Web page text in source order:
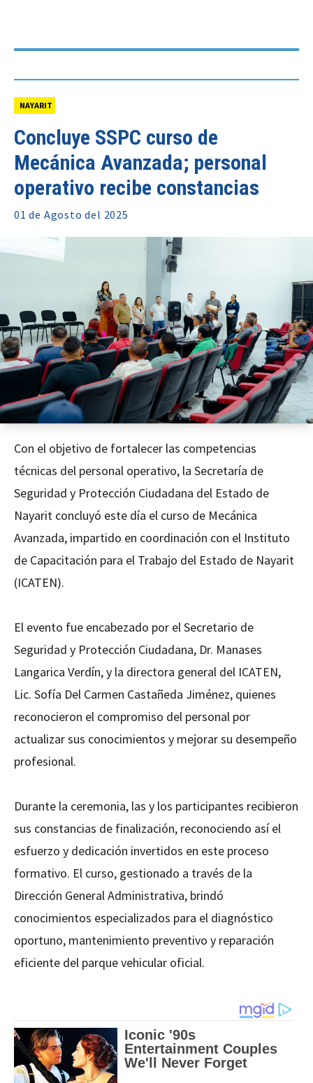
NAYARIT
Concluye SSPC curso de
Mecánica Avanzada; personal
operativo recibe constancias
01 de Agosto del 2025
Con el objetivo de fortalecer las competencias
técnicas del personal operativo, la Secretaría de
Seguridad y Protección Ciudadana del Estado de
Nayarit concluyó este día el curso de Mecánica
Avanzada, impartido en coordinación con el Instituto
de Capacitación para el Trabajo del Estado de Nayarit
(ICATEN).
El evento fue encabezado por el Secretario de
Seguridad y Protección Ciudadana, Dr. Manases
Langarica Verdín, y la directora general del ICATEN,
Lic. Sofía Del Carmen Castañeda Jiménez, quienes
reconocieron el compromiso del personal por
actualizar sus conocimientos y mejorar su desempeño
profesional.
Durante la ceremonia, las y los participantes recibieron
sus constancias de finalización, reconociendo así el
esfuerzo y dedicación invertidos en este proceso
formativo. El curso, gestionado a través de la
Dirección General Administrativa, brindó
conocimientos especializados para el diagnóstico
oportuno, mantenimiento preventivo y reparación
eficiente del parque vehicular oficial.